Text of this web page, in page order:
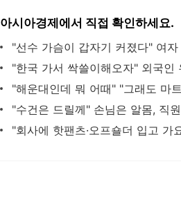
아시아경제에서 직접 확인하세요.